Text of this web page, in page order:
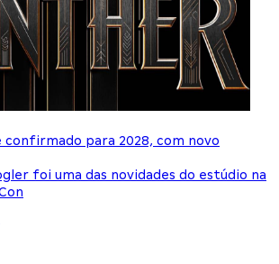
confirmado para 2028, com novo
foi uma das novidades do estúdio na